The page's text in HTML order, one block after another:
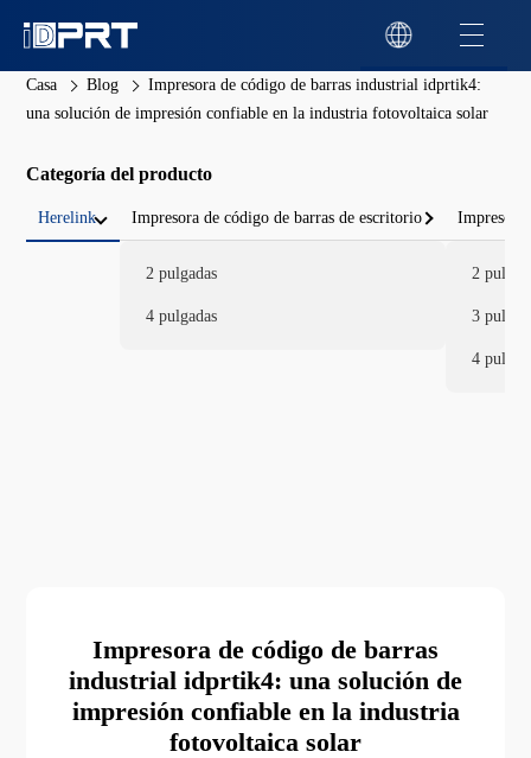
Casa Blog
Impresora de código de barras industrial idprtik4:
una solución de impresión confiable en la industria fotovoltaica solar
Categoría del producto
Herelink Impresora de código de barras de escritorio
2 pulgadas
4 pulgadas
Impresora
2
3
4
Impresora de código de barras
industrial idprtik4: una solución de
impresión confiable en la industria
fotovoltaica solar